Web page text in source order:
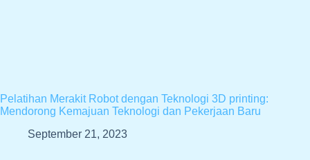
Pelatihan Merakit Robot dengan Teknologi 3D printing:
Mendorong Kemajuan Teknologi dan Pekerjaan Baru
September 21, 2023